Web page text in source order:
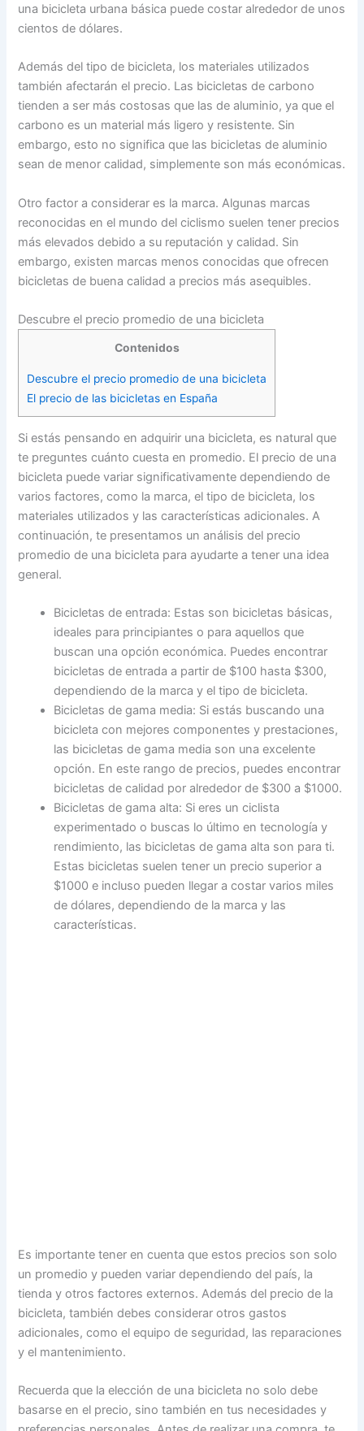
una bicicleta urbana básica puede costar alrededor de unos
cientos de dólares.
Además del tipo de bicicleta, los materiales utilizados
también afectarán el precio. Las bicicletas de carbono
tienden a ser más costosas que las de aluminio, ya que el
carbono es un material más ligero y resistente. Sin
embargo, esto no significa que las bicicletas de aluminio
sean de menor calidad, simplemente son más económicas.
Otro factor a considerar es la marca. Algunas marcas
reconocidas en el mundo del ciclismo suelen tener precios
más elevados debido a su reputación y calidad. Sin
embargo, existen marcas menos conocidas que ofrecen
bicicletas de buena calidad a precios más asequibles.
Descubre el precio promedio de una bicicleta
Contenidos
Descubre el precio promedio de una bicicleta
El precio de las bicicletas en España
Si estás pensando en adquirir una bicicleta, es natural que
te preguntes cuánto cuesta en promedio. El precio de una
bicicleta puede variar significativamente dependiendo de
varios factores, como la marca, el tipo de bicicleta, los
materiales utilizados y las características adicionales. A
continuación, te presentamos un análisis del precio
promedio de una bicicleta para ayudarte a tener una idea
general.
Bicicletas de entrada: Estas son bicicletas básicas,
ideales para principiantes o para aquellos que
buscan una opción económica. Puedes encontrar
bicicletas de entrada a partir de $100 hasta $300,
dependiendo de la marca y el tipo de bicicleta.
Bicicletas de gama media: Si estás buscando una
bicicleta con mejores componentes y prestaciones,
las bicicletas de gama media son una excelente
opción. En este rango de precios, puedes encontrar
bicicletas de calidad por alrededor de $300 a $1000.
Bicicletas de gama alta: Si eres un ciclista
experimentado o buscas lo último en tecnología y
rendimiento, las bicicletas de gama alta son para ti.
Estas bicicletas suelen tener un precio superior a
$1000 e incluso pueden llegar a costar varios miles
de dólares, dependiendo de la marca y las
características.
Es importante tener en cuenta que estos precios son solo
un promedio y pueden variar dependiendo del país, la
tienda y otros factores externos. Además del precio de la
bicicleta, también debes considerar otros gastos
adicionales, como el equipo de seguridad, las reparaciones
y el mantenimiento.
Recuerda que la elección de una bicicleta no solo debe
basarse en el precio, sino también en tus necesidades y